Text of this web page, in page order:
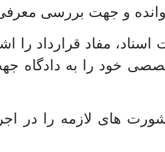
و جهت بررسی
مفاد قرارداد را
خود را به دادگاه
های لازمه را در